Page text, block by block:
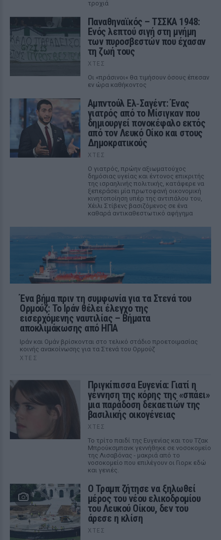
τροχιά
Παναθηναϊκός – ΤΣΣΚΑ 1948:
Ενός λεπτού σιγή στη μνήμη
των πυροσβεστών που έχασαν
τη ζωή τους
ΧΤΕΣ
Οι «πράσινοι« θα τιμήσουν όσους έπεσαν
εν ώρα καθήκοντος
Αμπντούλ Ελ‑Σαγέντ: Ένας
γιατρός από το Μίσιγκαν που
δημιουργεί πονοκέφαλο εκτός
από τον Λευκό Οίκο και στους
Δημοκρατικούς
ΧΤΕΣ
Ο γιατρός, πρώην αξιωματούχος
δημόσιας υγείας και έντονος επικριτής
της ισραηλινής πολιτικής, κατάφερε να
ξεπεράσει μία πρωτοφανή οικονομική
κινητοποίηση υπέρ της αντιπάλου του,
Χέιλι Στίβενς βασιζόμενος σε ένα
καθαρά αντικαθεστωτικό αφήγημα
Ένα βήμα πριν τη συμφωνία για τα Στενά του
Ορμούζ: Το Ιράν θέλει έλεγχο της
εισερχόμενης ναυτιλίας – Βήματα
αποκλιμάκωσης από ΗΠΑ
Ιράν και Ομάν βρίσκονται στο τελικό στάδιο προετοιμασίας
κοινής ανακοίνωσης για τα Στενά του Ορμούζ
ΧΤΕΣ
Πριγκίπισσα Ευγενία: Γιατί η
γέννηση της κόρης της «σπάει»
μια παράδοση δεκαετιών της
βασιλικής οικογένειας
ΧΤΕΣ
Το τρίτο παιδί της Ευγενίας και του Τζακ
Μπρούκσμπανκ γεννήθηκε σε νοσοκομείο
της Λισαβόνας - μακριά από το
νοσοκομείο που επιλέγουν οι Γιορκ εδώ
και γενιές.
Ο Τραμπ ζήτησε να ξηλωθεί
μέρος του νέου ελικοδρομίου
του Λευκού Οίκου, δεν του
άρεσε η κλίση
ΧΤΕΣ